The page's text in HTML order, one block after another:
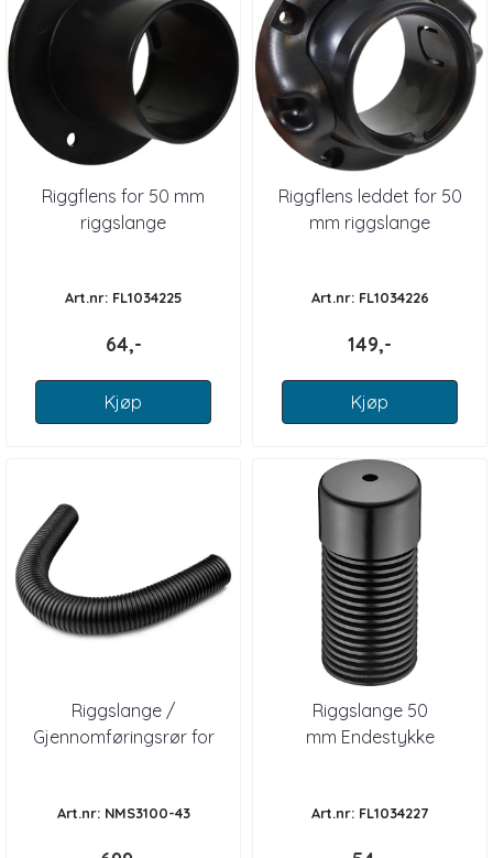
Riggflens for 50 mm
riggslange
Art.nr: FL1034225
64,-
Kjøp
Riggflens leddet for 50
mm riggslange
Art.nr: FL1034226
149,-
Kjøp
Riggslange /
Gjennomføringsrør for
Art.nr: NMS3100-43
Riggslange 50
mm Endestykke
Art.nr: FL1034227